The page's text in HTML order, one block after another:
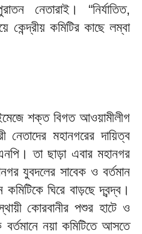
নেতারাই। “নির্যাতিত,
কেন্দ্রীয় কমিটির কাছে লম্বা
শক্ত বিগত আওয়ামীলীগ
মহানগরের দায়িত্ব
তা ছাড়া এবার মহানগর
যুবদলের সাবেক ও বর্তমান
ঘিরে বাড়ছে দ্বন্দ্ব।
কোরবানীর পশুর হাটে ও
নয়া কমিটিতে আসতে